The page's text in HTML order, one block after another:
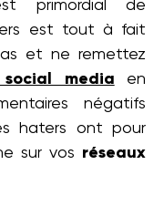
primordial de
est tout à fait
et ne remettez
media en
négatifs
haters ont pour
sur vos réseaux